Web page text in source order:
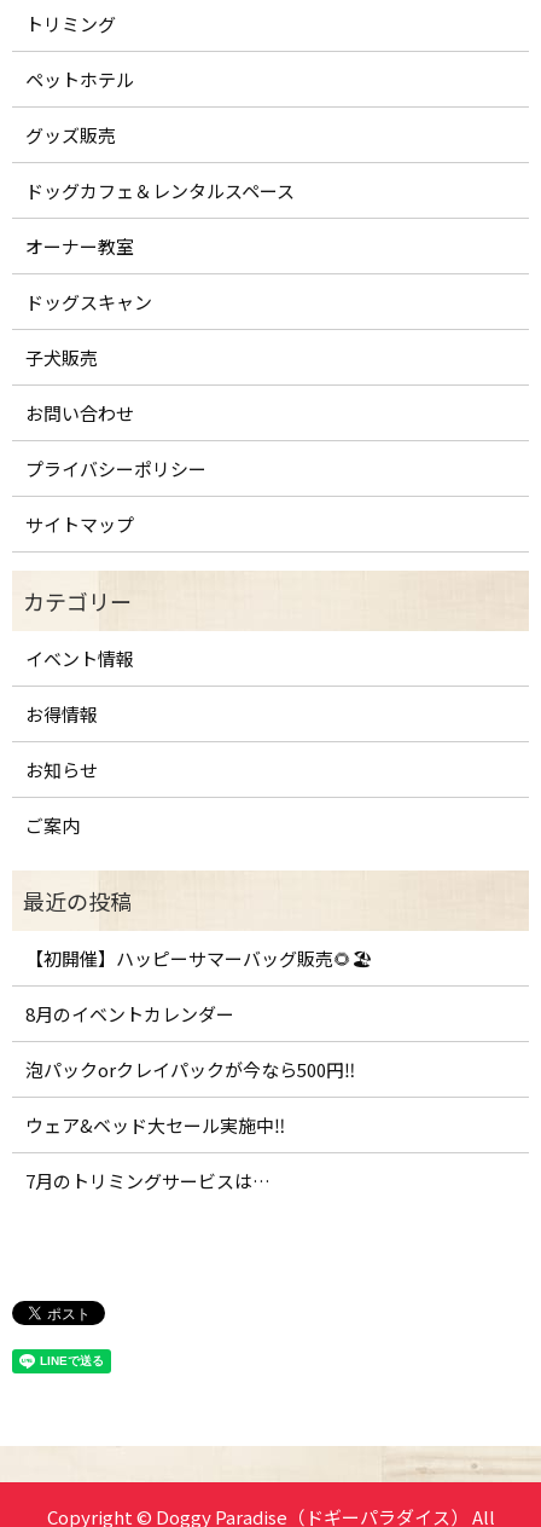
トリミング
ペットホテル
グッズ販売
ドッグカフェ＆レンタルスペース
オーナー教室
ドッグスキャン
子犬販売
お問い合わせ
プライバシーポリシー
サイトマップ
イベント情報
お得情報
お知らせ
ご案内
【初開催】ハッピーサマーバッグ販売🌻🏖️
8月のイベントカレンダー
泡パックorクレイパックが今なら500円‼️
ウェア&ベッド大セール実施中‼️
7月のトリミングサービスは…
Copyright © Doggy Paradise（ドギーパラダイス） All